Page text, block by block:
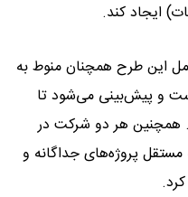
ایجاد کند.
این طرح همچنان منوط به
و پیش‌بینی می‌شود تا
شود. همچنین هر دو شرکت در
مستقل پروژه‌های جداگانه و